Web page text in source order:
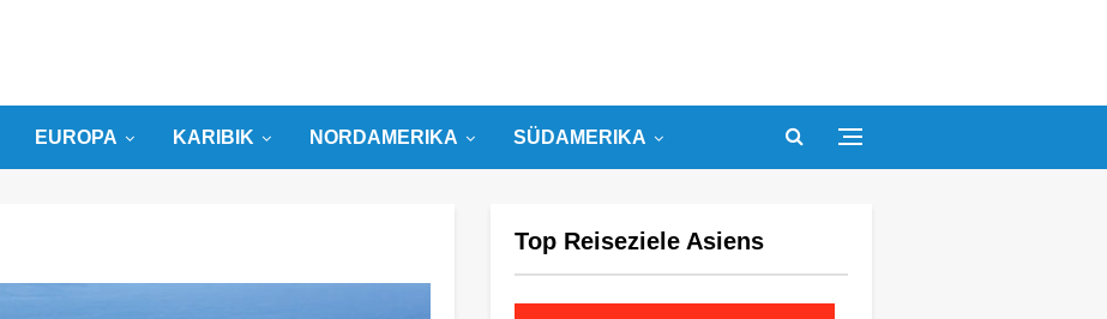
EUROPA KARIBIK NORDAMERIKA SÜDAMERIKA
Top Reiseziele Asiens